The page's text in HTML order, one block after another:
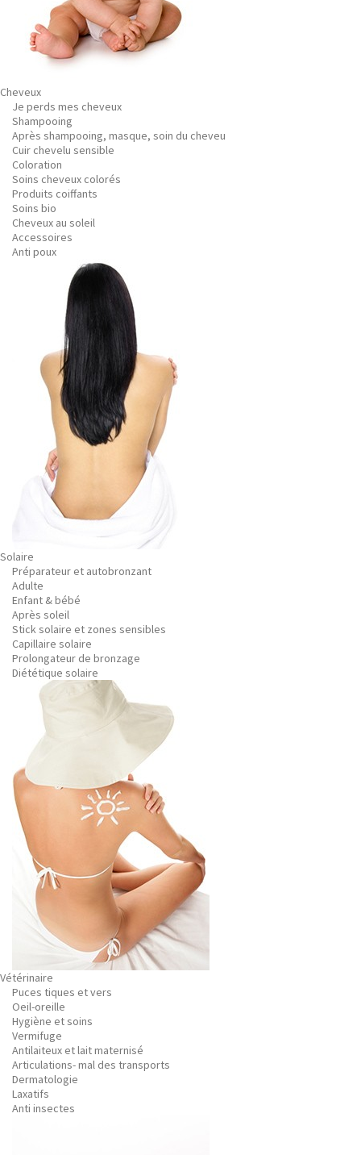
Cheveux
Je perds mes cheveux
Shampooing
Après shampooing, masque, soin du cheveu
Cuir chevelu sensible
Coloration
Soins cheveux colorés
Produits coiffants
Soins bio
Cheveux au soleil
Accessoires
Anti poux
Solaire
Préparateur et autobronzant
Adulte
Enfant & bébé
Après soleil
Stick solaire et zones sensibles
Capillaire solaire
Prolongateur de bronzage
Diététique solaire
Vétérinaire
Puces tiques et vers
Oeil-oreille
Hygiène et soins
Vermifuge
Antilaiteux et lait maternisé
Articulations- mal des transports
Dermatologie
Laxatifs
Anti insectes